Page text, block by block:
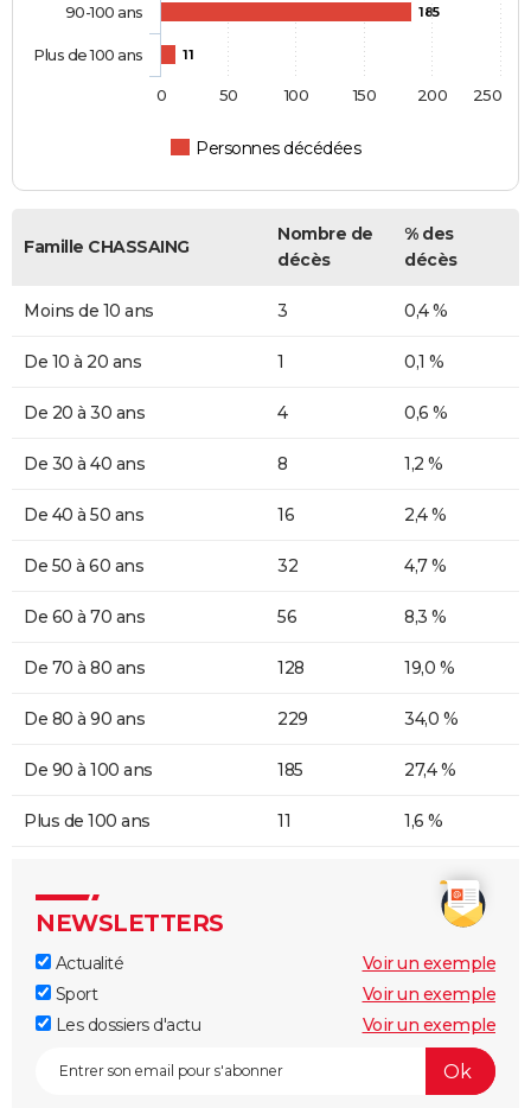
185
11
Personnes décédées
90-100 ans
Plus de 100 ans
0 50 100 150 200 250
Famille CHASSAING
Nombre de
décès
% des
décès
Moins de 10 ans 3 0,4 %
De 10 à 20 ans 1 0,1 %
De 20 à 30 ans 4 0,6 %
De 30 à 40 ans 8 1,2 %
De 40 à 50 ans 16 2,4 %
De 50 à 60 ans 32 4,7 %
De 60 à 70 ans 56 8,3 %
De 70 à 80 ans 128 19,0 %
De 80 à 90 ans 229 34,0 %
De 90 à 100 ans 185 27,4 %
Plus de 100 ans 11 1,6 %
NEWSLETTERS
Actualité
Voir un exemple
Sport
Voir un exemple
Les dossiers d'actu
Voir un exemple